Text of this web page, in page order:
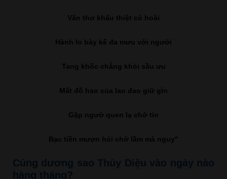
Văn thơ khẩu thiệt có hoài
Hành lo bày kế đa mưu với người
Tang khốc chẳng khỏi sầu ưu
Mất đồ hao của lao đao giữ gìn
Gặp ngườ quen lạ chớ tin
Bạc tiền mượn hỏi chớ lầm mà nguy"
Cúng dương sao Thủy Diệu vào ngày nào
hàng tháng?